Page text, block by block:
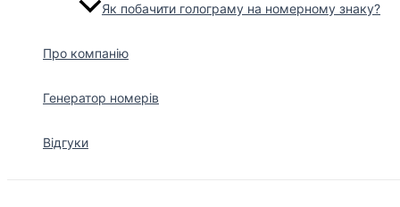
Як побачити голограму на номерному знаку?
Про компанію
Генератор номерів
Відгуки